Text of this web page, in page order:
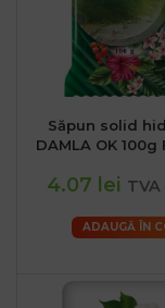
Săpun solid
DAMLA OK 100g
4.07 lei
ADAUGĂ ÎN